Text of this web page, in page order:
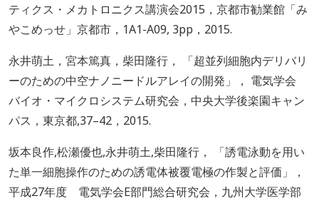
ティクス・メカトロニクス講演会2015，京都市勧業館「み
やこめっせ」京都市，1A1-A09, 3pp，2015.
永井萌土，宮本篤真，柴田隆行， 「超並列細胞内デリバリ
ーのための中空ナノニードルアレイの開発」， 電気学会
バイオ・マイクロシステム研究会，中央大学後楽園キャン
パス，東京都,37–42，2015.
坂本良作,松瀬優也,永井萌土,柴田隆行， 「誘電泳動を用い
た単一細胞操作のための誘電体被覆電極の作製と評価」，
平成27年度 電気学会E部門総合研究会，九州大学医学部